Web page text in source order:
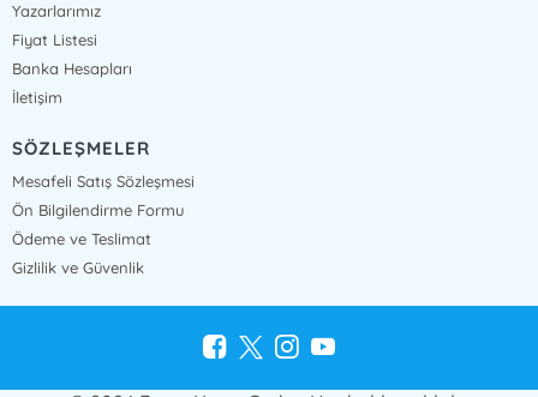
Yazarlarımız
Fiyat Listesi
Banka Hesapları
İletişim
SÖZLEŞMELER
Mesafeli Satış Sözleşmesi
Ön Bilgilendirme Formu
Ödeme ve Teslimat
Gizlilik ve Güvenlik